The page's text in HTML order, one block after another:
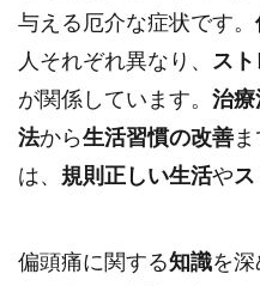
与える厄介な症状です。
人それぞれ異なり、 ス
が関係しています。 治療
法から生活習慣の改善
は、 規則正しい生活や
偏頭痛に関する知識を